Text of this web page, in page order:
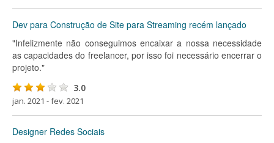
Dev para Construção de Site para Streaming recém lançado
"Infelizmente não conseguimos encaixar a nossa necessidade
as capacidades do freelancer, por isso foi necessário encerrar o
projeto."
3.0
jan. 2021 - fev. 2021
Designer Redes Sociais